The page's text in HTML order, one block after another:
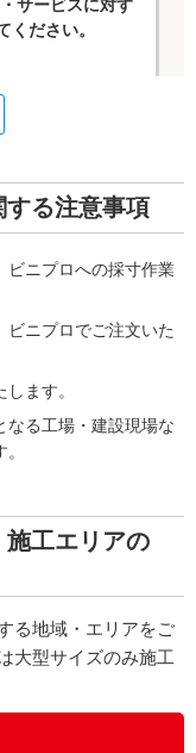
サービスに対す
ください。
た
：2026/08/06
サービスに対す
す
ケーション、対
る注意事項
ビニプロへの採寸作業
ビニプロでご注文いた
ます。
なる工場・建設現場な
施工エリアの
る地域・エリアをご
大型サイズのみ施工